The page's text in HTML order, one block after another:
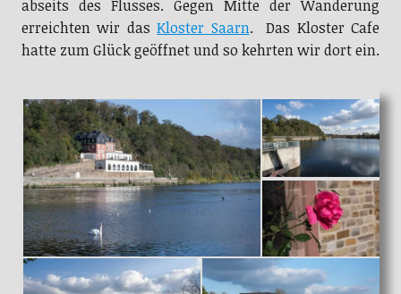
abseits des Flusses. Gegen Mitte der Wanderung
erreichten wir dasKloster Saarn. Das Kloster Cafe
hatte zum Glück geöffnet und so kehrten wir dort ein.